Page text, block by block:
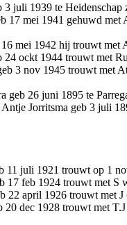
3 juli 1939 te Heidenschap
17 mei 1941 gehuwd
16 mei 1942 hij trouwt met
24 ockt 1944 trouwt met
3 nov 1945 trouwt met
geb 26 juni 1895 te
Jorritsma geb 3 juli
11 juli 1921 trouwt op 1
17 feb 1924 trouwt met S
22 april 1926 trouwt met
20 dec 1928 trouwt met